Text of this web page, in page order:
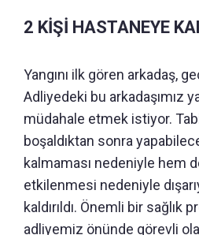
2 KİŞİ HASTANEYE
Yangını ilk gören arkadaş,
Adliyedeki bu arkadaşımız
müdahale etmek istiyor.
boşaldıktan sonra
kalmaması nedeniyle hem
etkilenmesi nedeniyle
kaldırıldı. Önemli bir sağlık
adliyemiz önünde görevli